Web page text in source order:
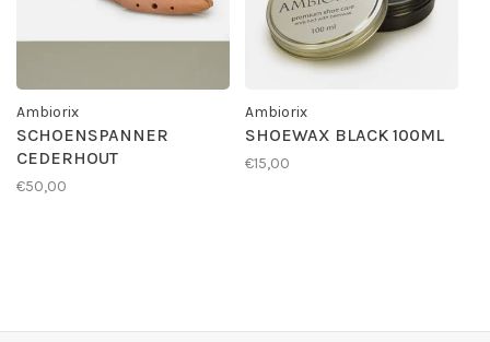
Ambiorix
SCHOENSPANNER
CEDERHOUT
€50,00
Ambiorix
SHOEWAX BLACK 100ML
€15,00